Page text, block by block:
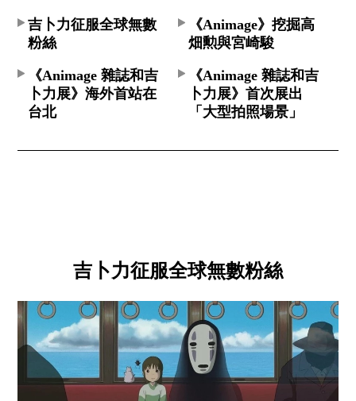
吉卜力征服全球無數
粉絲
《Animage》挖掘高
畑勲與宮崎駿
《Animage 雜誌和吉
卜力展》海外首站在
台北
《Animage 雜誌和吉
卜力展》首次展出
「大型拍照場景」
吉卜力征服全球無數粉絲